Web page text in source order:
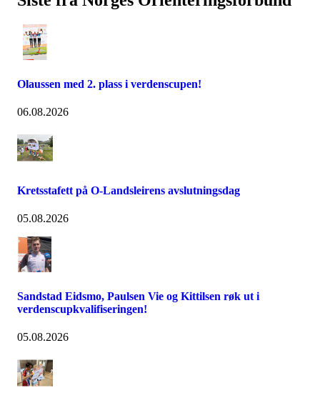
Olaussen med 2. plass i verdenscupen!
06.08.2026
Kretsstafett på O-Landsleirens avslutningsdag
05.08.2026
Sandstad Eidsmo, Paulsen Vie og Kittilsen røk ut i
verdenscupkvalifiseringen!
05.08.2026